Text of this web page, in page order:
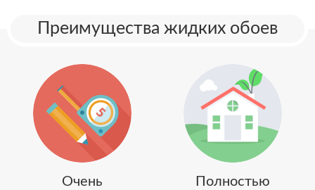
Преимущества жидких обоев
Очень
Полностью